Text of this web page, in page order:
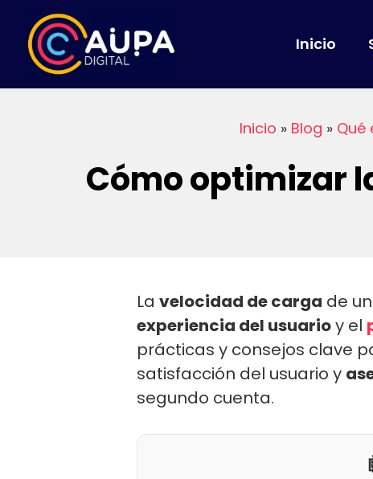
Inicio
Inicio » Blog » Qué
Cómo optimizar
La velocidad de carga de
experiencia del usuarioy el
prácticas y consejos clave
satisfacción del usuario y
segundo cuenta.